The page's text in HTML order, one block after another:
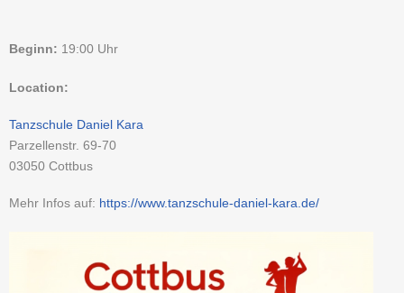
Beginn: 19:00 Uhr
Location:
Tanzschule Daniel Kara
Parzellenstr. 69-70
03050 Cottbus
Mehr Infos auf: https://www.tanzschule-daniel-kara.de/